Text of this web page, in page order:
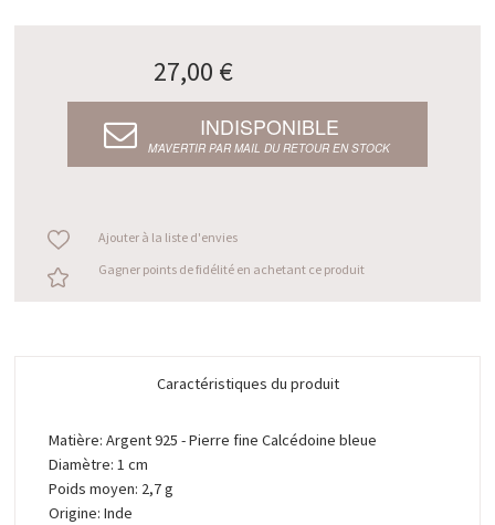
27,00 €
INDISPONIBLE
M’AVERTIR PAR MAIL DU RETOUR EN STOCK
Ajouter à la liste d'envies
Gagner points de fidélité en achetant ce produit
Caractéristiques du produit
Matière: Argent 925 - Pierre fine Calcédoine bleue
Diamètre: 1 cm
Poids moyen: 2,7 g
Origine: Inde